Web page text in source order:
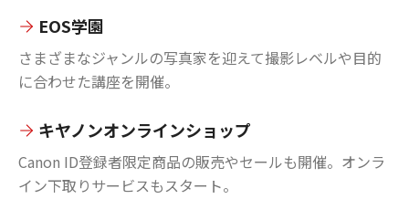
EOS学園
さまざまなジャンルの写真家を迎えて撮影レベルや目的
に合わせた講座を開催。
キヤノンオンラインショップ
Canon ID登録者限定商品の販売やセールも開催。オンラ
イン下取りサービスもスタート。